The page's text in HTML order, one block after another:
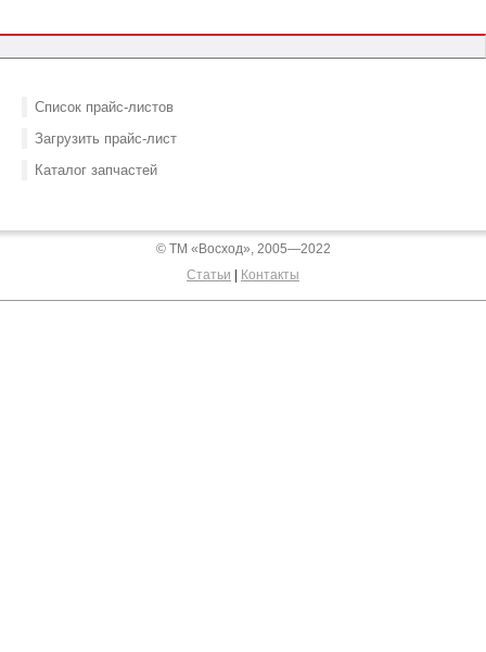
Список прайс-листов
Загрузить прайс-лист
Каталог запчастей
© ТМ «Восход», 2005—2022
Статьи
Контакты